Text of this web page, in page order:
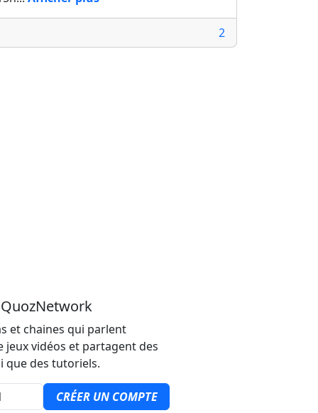
2
et chaines qui parlent
jeux vidéos et partagent des
que des tutoriels.
CRÉER UN COMPTE